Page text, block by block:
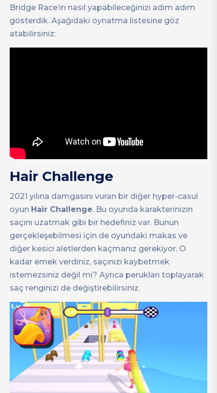
Bridge Race’in nasıl yapabileceğinizi adım adım
gösterdik. Aşağıdaki oynatma listesine göz
atabilirsiniz:
Hair Challenge
2021 yılına damgasını vuran bir diğer hyper-casul
oyun Hair Challenge. Bu oyunda karakterinizin
saçını uzatmak gibi bir hedefiniz var. Bunun
gerçekleşebilmesi için de oyundaki makas ve
diğer kesici aletlerden kaçmanız gerekiyor. O
kadar emek verdiniz, saçınızı kaybetmek
istemezsiniz değil mi? Ayrıca perukları toplayarak
saç renginizi de değiştirebilirsiniz.